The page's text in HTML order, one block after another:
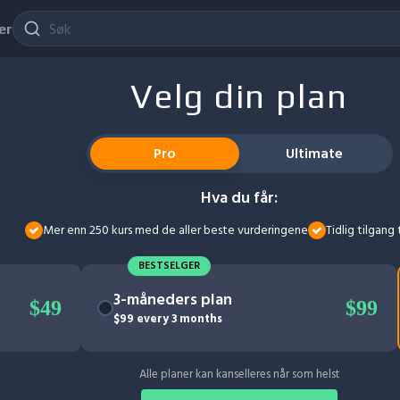
Velg din plan
Pro Ultimate
Hva du får:
Mer enn 250 kurs med de aller beste vurderingene Tidlig tilgang
3-måneders plan
$99 every 3 months $99
BESTSELGER
$49
Alle planer kan kanselleres når som helst